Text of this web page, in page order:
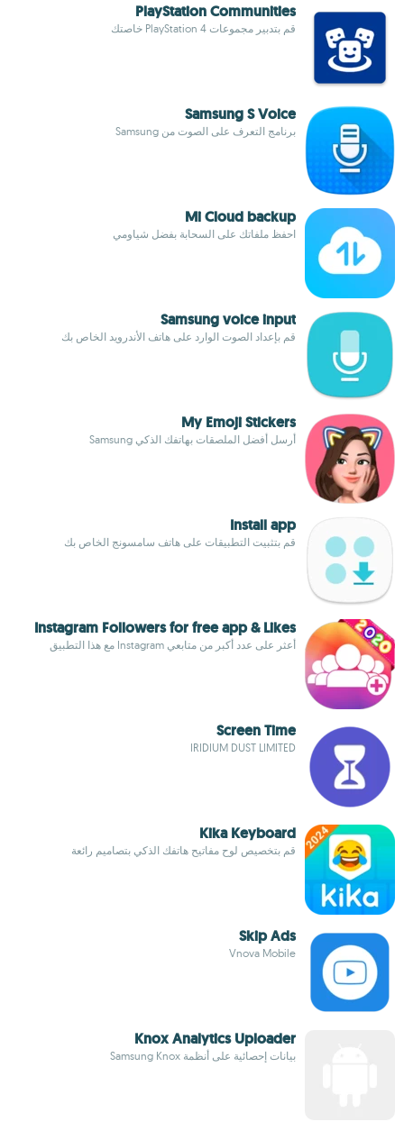
PlayStation Communities
قم بتدبير مجموعات PlayStation 4 خاصتك
Samsung S Voice
برنامج التعرف على الصوت من Samsung
Mi Cloud backup​
احفظ ملفاتك على السحابة بفضل شياومي
Samsung voice input
قم بإعداد الصوت الوارد على هاتف الأندرويد الخاص بك
My Emoji Stickers
أرسل أفضل الملصقات بهاتفك الذكي Samsung
Install app
قم بتثبيت التطبيقات على هاتف سامسونج الخاص بك
Instagram Followers for free app & Likes
أعثر على عدد أكبر من متابعي Instagram مع هذا التطبيق
Screen Time
IRIDIUM DUST LIMITED
Kika Keyboard
قم بتخصيص لوح مفاتيح هاتفك الذكي بتصاميم رائعة
Skip Ads
Vnova Mobile
Knox Analytics Uploader
بيانات إحصائية على أنظمة Samsung Knox